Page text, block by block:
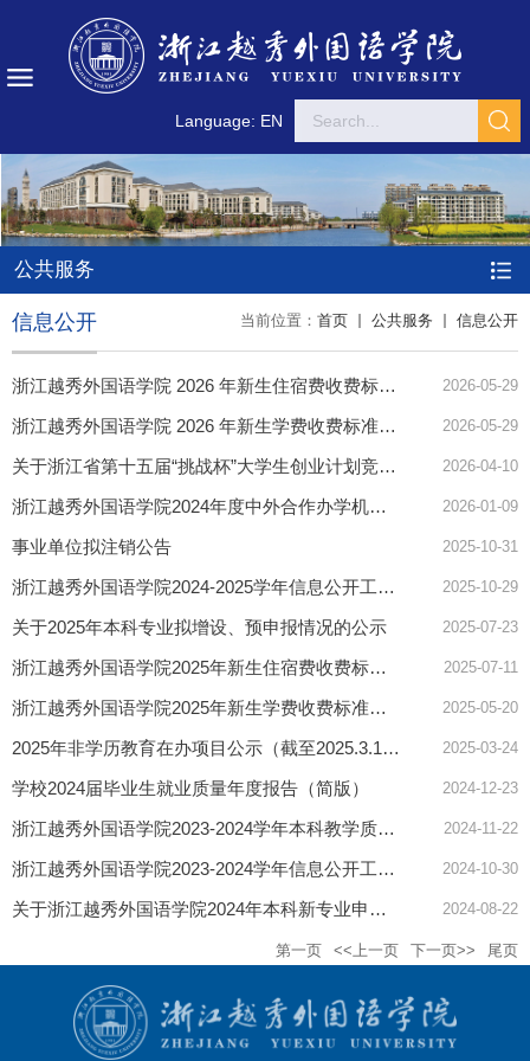
Language: EN
公共服务
当前位置： 首页 公共服务 信息公开
信息公开
浙江越秀外国语学院 2026 年新生住宿费收费标准公示 2026-05-29
浙江越秀外国语学院 2026 年新生学费收费标准公示 2026-05-29
关于浙江省第十五届“挑战杯”大学生创业计划竞赛推荐省赛名单公示 2026-04-10
浙江越秀外国语学院2024年度中外合作办学机构办学年报 2026-01-09
事业单位拟注销公告 2025-10-31
浙江越秀外国语学院2024-2025学年信息公开工作年度报告（2025年） 2025-10-29
关于2025年本科专业拟增设、预申报情况的公示 2025-07-23
浙江越秀外国语学院2025年新生住宿费收费标准公示 2025-07-11
浙江越秀外国语学院2025年新生学费收费标准公示 2025-05-20
2025年非学历教育在办项目公示（截至2025.3.15） 2025-03-24
学校2024届毕业生就业质量年度报告（简版） 2024-12-23
浙江越秀外国语学院2023-2024学年本科教学质量报告 2024-11-22
浙江越秀外国语学院2023-2024学年信息公开工作年度报告（2024年） 2024-10-30
关于浙江越秀外国语学院2024年本科新专业申报和2025本科新专业预申报情况的公示 2024-08-22
第一页 <<上一页 下一页>> 尾页